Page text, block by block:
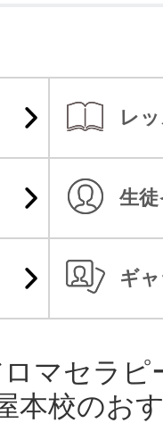
レ
生
ギ
マセラピ
本校のお